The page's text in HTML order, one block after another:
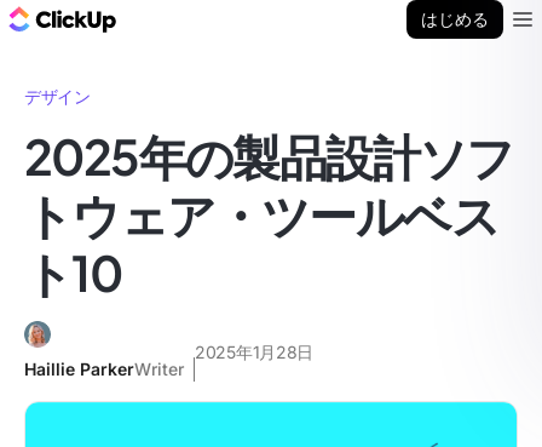
はじめる
デザイン
2025年の製品設計ソフ
トウェア・ツールベス
ト10
Haillie ParkerWriter
2025年1月28日